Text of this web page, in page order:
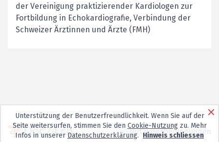
der Ver­ei­ni­gung prak­ti­zie­ren­der Kar­dio­lo­gen zur
Fort­bil­dung in Echo­kar­dio­gra­fie, Ver­bin­dung der
Schwei­zer Ärz­tin­nen und Ärzte (FMH)
Nutzungsbedingungen
Unterstützung der Benutzerfreundlichkeit. Wenn Sie auf der
Seite weitersurfen, stimmen Sie den Cookie-Nutzungzu. Mehr
Infos in unserer Datenschutzerklärung. Hinweis schliessen